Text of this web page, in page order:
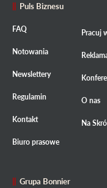
Puls Biznesu
FAQ
Notowania
Newslettery
Regulamin
Kontakt
Biuro prasowe
Pracuj
O nas
Na
Grupa Bonnier